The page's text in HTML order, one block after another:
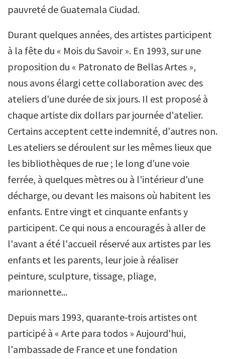
pauvreté de Guatemala Ciudad.
Durant quelques années, des artistes participent
à la fête du « Mois du Savoir ». En 1993, sur une
proposition du « Patronato de Bellas Artes »,
nous avons élargi cette collaboration avec des
ateliers d'une durée de six jours. Il est proposé à
chaque artiste dix dollars par journée d'atelier.
Certains acceptent cette indemnité, d'autres non.
Les ateliers se déroulent sur les mêmes lieux que
les bibliothèques de rue ; le long d'une voie
ferrée, à quelques mètres ou à l'intérieur d'une
décharge, ou devant les maisons où habitent les
enfants. Entre vingt et cinquante enfants y
participent. Ce qui nous a encouragés à aller de
l'avant a été l'accueil réservé aux artistes par les
enfants et les parents, leur joie à réaliser
peinture, sculpture, tissage, pliage,
marionnette...
Depuis mars 1993, quarante-trois artistes ont
participé à « Arte para todos » Aujourd'hui,
l'ambassade de France et une fondation